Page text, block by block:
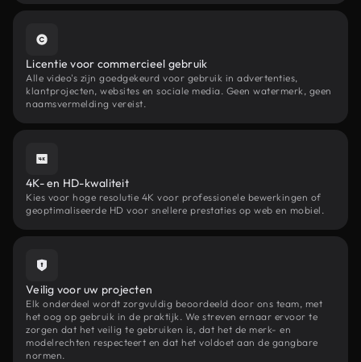
Licentie voor commercieel gebruik
Alle video's zijn goedgekeurd voor gebruik in advertenties,
klantprojecten, websites en sociale media. Geen watermerk, geen
naamsvermelding vereist.
4K- en HD-kwaliteit
Kies voor hoge resolutie 4K voor professionele bewerkingen of
geoptimaliseerde HD voor snellere prestaties op web en mobiel.
Veilig voor uw projecten
Elk onderdeel wordt zorgvuldig beoordeeld door ons team, met
het oog op gebruik in de praktijk. We streven ernaar ervoor te
zorgen dat het veilig te gebruiken is, dat het de merk- en
modelrechten respecteert en dat het voldoet aan de gangbare
normen.